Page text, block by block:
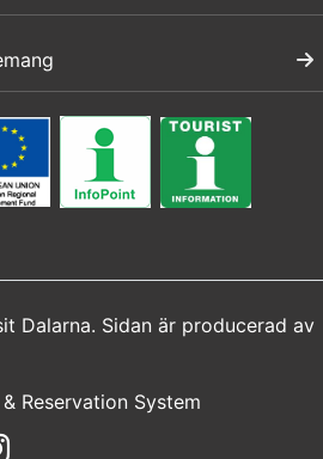
Dalarna. Sidan är producerad av
Reservation System
in a new
(opens in a new
(opens in a
Instagram (opens